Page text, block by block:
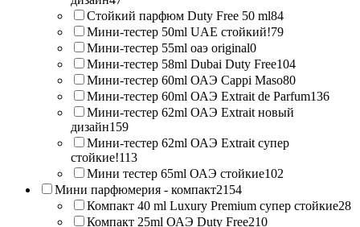
Стойкий парфюм Duty Free 50 ml84
Мини-тестер 50ml UAE стойкий!79
Мини-тестер 55ml оаэ original0
Мини-тестер 58ml Dubai Duty Free104
Мини-тестер 60ml ОАЭ Cappi Maso80
Мини-тестер 60ml ОАЭ Extrait de Parfum136
Мини-тестер 62ml ОАЭ Extrait новый
дизайн159
Мини-тестер 62ml ОАЭ Extrait супер
стойкие!113
Мини тестер 65ml ОАЭ стойкие102
Мини парфюмерия - компакт2154
Компакт 40 ml Luxury Premium супер стойкие28
Компакт 25ml ОАЭ Duty Free210